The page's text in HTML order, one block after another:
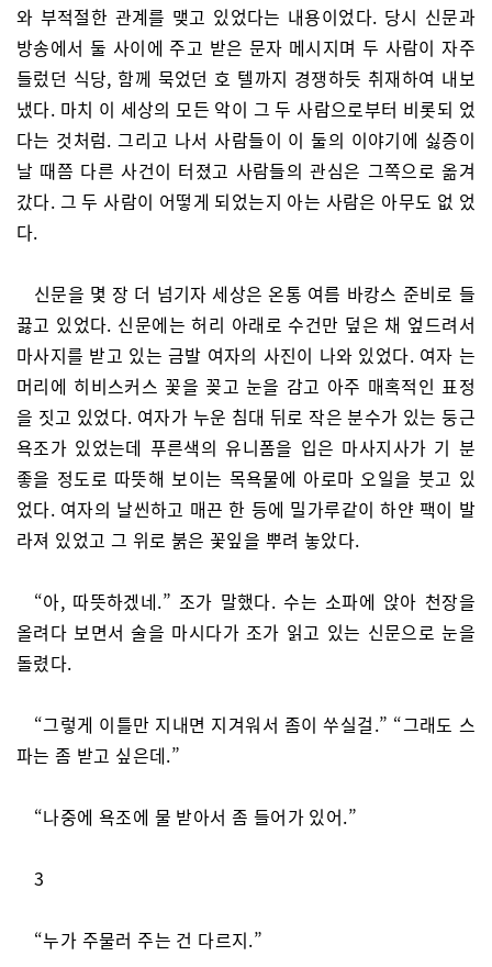
와 부적절한 관계를 맺고 있었다는 내용이었다. 당시 신문과
방송에서 둘 사이에 주고 받은 문자 메시지며 두 사람이 자주
들렀던 식당, 함께 묵었던 호 텔까지 경쟁하듯 취재하여 내보
냈다. 마치 이 세상의 모든 악이 그 두 사람으로부터 비롯되 었
다는 것처럼. 그리고 나서 사람들이 이 둘의 이야기에 싫증이
날 때쯤 다른 사건이 터졌고 사람들의 관심은 그쪽으로 옮겨
갔다. 그 두 사람이 어떻게 되었는지 아는 사람은 아무도 없 었
다.
신문을 몇 장 더 넘기자 세상은 온통 여름 바캉스 준비로 들
끓고 있었다. 신문에는 허리 아래로 수건만 덮은 채 엎드려서
마사지를 받고 있는 금발 여자의 사진이 나와 있었다. 여자 는
머리에 히비스커스 꽃을 꽂고 눈을 감고 아주 매혹적인 표정
을 짓고 있었다. 여자가 누운 침대 뒤로 작은 분수가 있는 둥근
욕조가 있었는데 푸른색의 유니폼을 입은 마사지사가 기 분
좋을 정도로 따뜻해 보이는 목욕물에 아로마 오일을 붓고 있
었다. 여자의 날씬하고 매끈 한 등에 밀가루같이 하얀 팩이 발
라져 있었고 그 위로 붉은 꽃잎을 뿌려 놓았다.
“아, 따뜻하겠네.” 조가 말했다. 수는 소파에 앉아 천장을
올려다 보면서 술을 마시다가 조가 읽고 있는 신문으로 눈을
돌렸다.
“그렇게 이틀만 지내면 지겨워서 좀이 쑤실걸.” “그래도 스
파는 좀 받고 싶은데.”
“나중에 욕조에 물 받아서 좀 들어가 있어.”
3
“누가 주물러 주는 건 다르지.”